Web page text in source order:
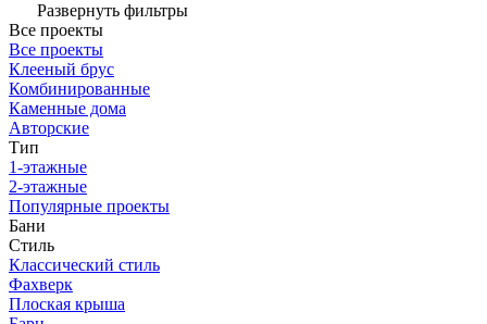
Развернуть фильтры
Все проекты
Все проекты
Клееный брус
Комбинированные
Каменные дома
Авторские
Тип
1-этажные
2-этажные
Популярные проекты
Бани
Стиль
Классический стиль
Фахверк
Плоская крыша